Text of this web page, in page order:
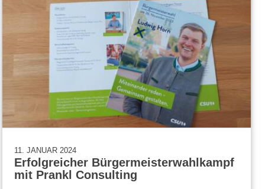
11. JANUAR 2024
Erfolgreicher Bürgermeisterwahlkampf
mit Prankl Consulting